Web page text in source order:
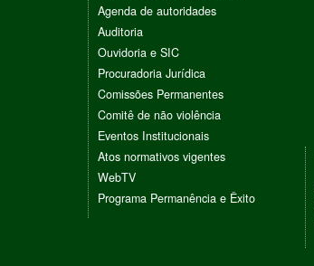
Agenda de autoridades
Auditoria
Ouvidoria e SIC
Procuradoria Jurídica
Comissões Permanentes
Comitê de não violência
Eventos Institucionais
Atos normativos vigentes
WebTV
Programa Permanência e Êxito